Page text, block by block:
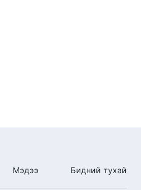
Мэдээ Бидний тухай